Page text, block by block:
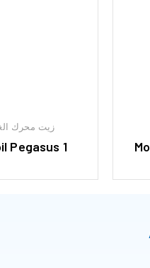
زيت محرك
Pegasus 1